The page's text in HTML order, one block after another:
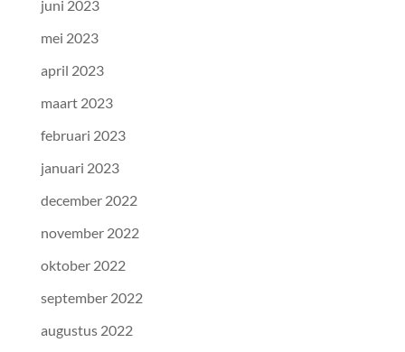
juni 2023
mei 2023
april 2023
maart 2023
februari 2023
januari 2023
december 2022
november 2022
oktober 2022
september 2022
augustus 2022